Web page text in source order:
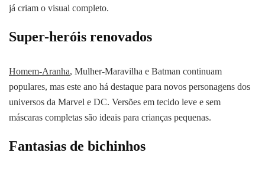
já criam o visual completo.
Super-heróis renovados
Homem-Aranha, Mulher-Maravilha e Batman continuam
populares, mas este ano há destaque para novos personagens dos
universos da Marvel e DC. Versões em tecido leve e sem
máscaras completas são ideais para crianças pequenas.
Fantasias de bichinhos